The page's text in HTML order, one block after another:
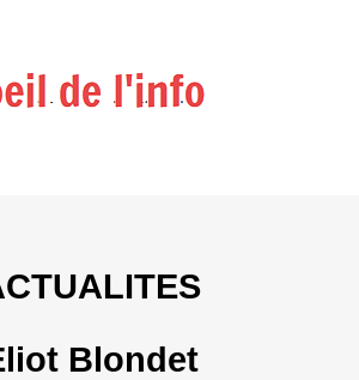
Blondet